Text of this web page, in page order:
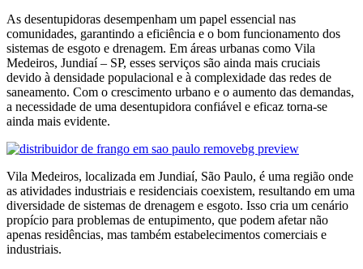
As desentupidoras desempenham um papel essencial nas
comunidades, garantindo a eficiência e o bom funcionamento dos
sistemas de esgoto e drenagem. Em áreas urbanas como Vila
Medeiros, Jundiaí – SP, esses serviços são ainda mais cruciais
devido à densidade populacional e à complexidade das redes de
saneamento. Com o crescimento urbano e o aumento das demandas,
a necessidade de uma desentupidora confiável e eficaz torna-se
ainda mais evidente.
Vila Medeiros, localizada em Jundiaí, São Paulo, é uma região onde
as atividades industriais e residenciais coexistem, resultando em uma
diversidade de sistemas de drenagem e esgoto. Isso cria um cenário
propício para problemas de entupimento, que podem afetar não
apenas residências, mas também estabelecimentos comerciais e
industriais.